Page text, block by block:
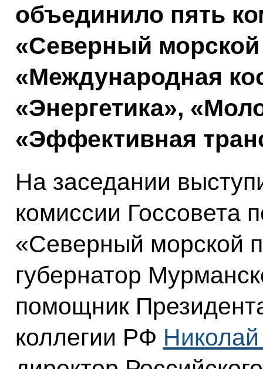
объединило пять
«Северный морской
«Международная
«Энергетика»,
«Эффективная
На заседании
комиссии Госсовета
«Северный морской
губернатор
помощник
коллегии РФ